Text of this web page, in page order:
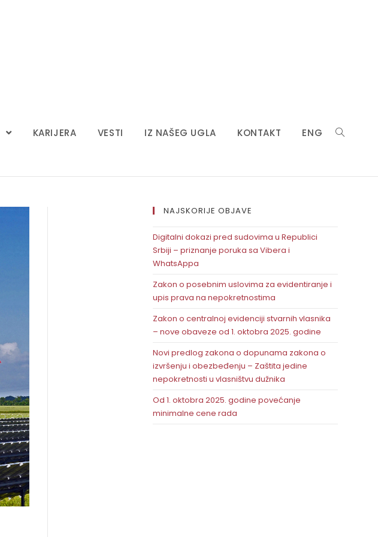
KARIJERA VESTI IZ NAŠEG UGLA KONTAKT ENG
NAJSKORIJE OBJAVE
Digitalni dokazi pred sudovima u Republici
Srbiji – priznanje poruka sa Vibera i
WhatsAppa
Zakon o posebnim uslovima za evidentiranje i
upis prava na nepokretnostima
Zakon o centralnoj evidenciji stvarnih vlasnika
– nove obaveze od 1. oktobra 2025. godine
Novi predlog zakona o dopunama zakona o
izvršenju i obezbeđenju – Zaštita jedine
nepokretnosti u vlasništvu dužnika
Od 1. oktobra 2025. godine povećanje
minimalne cene rada